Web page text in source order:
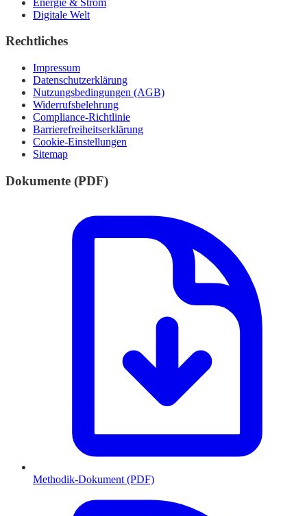
Digitale Welt
Rechtliches
Impressum
Datenschutzerklärung
Nutzungsbedingungen (AGB)
Widerrufsbelehrung
Compliance-Richtlinie
Barrierefreiheitserklärung
Cookie-Einstellungen
Sitemap
Dokumente (PDF)
Methodik-Dokument (PDF)